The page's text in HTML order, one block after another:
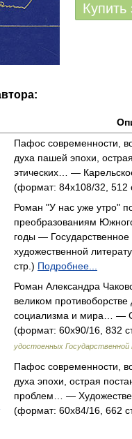
Купить
Пафос современности,
духа пашей эпохи,
этических… —
(формат: 84x108/32, 512
Роман "У нас уже утро"
преобразованиям
годы — Государственное
художественной
стр.) Подробнее...
Роман Александра
великом
социализма и мира… —
(формат: 60x90/16, 832
удостоенных
Пафос современности,
духа эпохи, острая
проблем… —
(формат: 60x84/16, 662